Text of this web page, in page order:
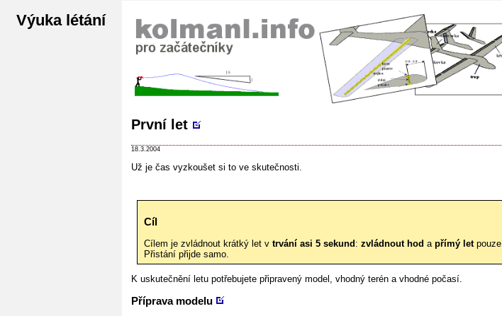
Výuka létání
První let
18.3.2004
Už je čas vyzkoušet si to ve skutečnosti.
Cíl
Cílem je zvládnout krátký let v trvání asi 5 sekund : zvládnout hod a přímý letpouze
Přistání přijde samo.
K uskutečnění letu potřebujete připravený model, vhodný terén a vhodné počasí.
Příprava modelu